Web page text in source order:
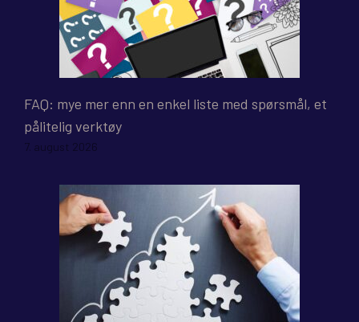
FAQ: mye mer enn en enkel liste med spørsmål, et
pålitelig verktøy
7. august 2026